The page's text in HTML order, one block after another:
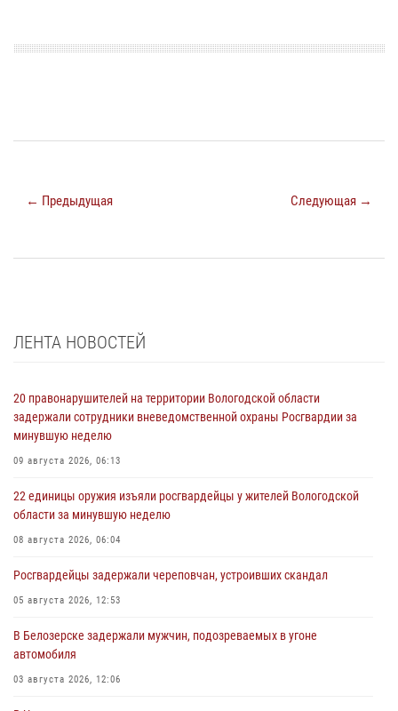
← Предыдущая Следующая →
ЛЕНТА НОВОСТЕЙ
20 правонарушителей на территории Вологодской области
задержали сотрудники вневедомственной охраны Росгвардии за
минувшую неделю
09 августа 2026, 06:13
22 единицы оружия изъяли росгвардейцы у жителей Вологодской
области за минувшую неделю
08 августа 2026, 06:04
Росгвардейцы задержали череповчан, устроивших скандал
05 августа 2026, 12:53
В Белозерске задержали мужчин, подозреваемых в угоне
автомобиля
03 августа 2026, 12:06